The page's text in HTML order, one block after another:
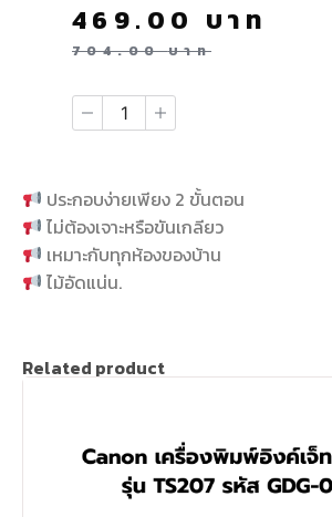
704.00บาท
469.00 บาท
ประกอบง่ายเพียง 2 ขั้นตอน
ไม่ต้องเจาะหรือขันเกลียว
เหมาะกับทุกห้องของบ้าน
ไม้อัดแน่น.
Related product